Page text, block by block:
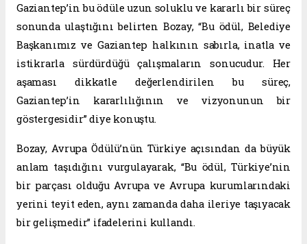
Gaziantep’in bu ödüle uzun soluklu ve kararlı bir süreç
sonunda ulaştığını belirten Bozay, “Bu ödül, Belediye
Başkanımız ve Gaziantep halkının sabırla, inatla ve
istikrarla sürdürdüğü çalışmaların sonucudur. Her
aşaması dikkatle değerlendirilen bu süreç,
Gaziantep’in kararlılığının ve vizyonunun bir
göstergesidir” diye konuştu.
Bozay, Avrupa Ödülü’nün Türkiye açısından da büyük
anlam taşıdığını vurgulayarak, “Bu ödül, Türkiye’nin
bir parçası olduğu Avrupa ve Avrupa kurumlarındaki
yerini teyit eden, aynı zamanda daha ileriye taşıyacak
bir gelişmedir” ifadelerini kullandı.